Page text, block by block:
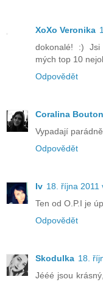
XoXo Veronika
dokonalé! :)
mých top 10
Odpovědět
Coralina Bouton
Vypadají
Odpovědět
Iv 18. října 2011
Ten od O.P.I je
Odpovědět
Skodulka 18.
Jééé jsou